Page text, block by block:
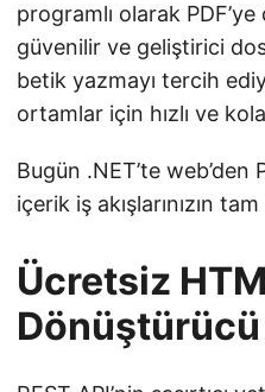
programlı olarak
güvenilir ve geliştirici
betik yazmayı tercih
ortamlar için hızlı ve
Bugün .NET’te
içerik iş akışlarınızın
Ücretsiz
Dönüştürücü